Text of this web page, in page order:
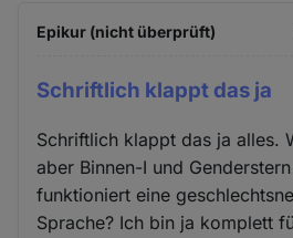
Epikur (nicht überprüft)
Schriftlich klappt das ja
Schriftlich klappt das ja alles.
aber Binnen-I und
funktioniert eine
Sprache? Ich bin ja komplett